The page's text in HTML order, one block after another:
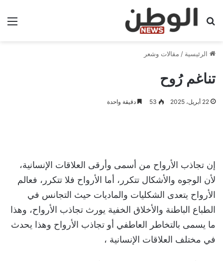
بحث عن
الرئيسية / مقالات وشعر
تناغم رُوح
22 أبريل، 2025 53 دقيقة واحدة
إن تجاذب الأرواح من أسمى وأرقى العلاقات الإنسانية،
لأن الوجوه والأشكال تتكرر، أما الأرواح فلا تتكرر، فعالم
الأرواح يتعدى الشكليات والماديات حيث التجانس في
الطباع الباطنة والأخلاق الخفية يورث تجاذب الأرواح، وهذا
ما يسمى بالتخاطر العاطفي أو تجاذب الأرواح وهذا يحدث
في مختلف العلاقات الإنسانية ،